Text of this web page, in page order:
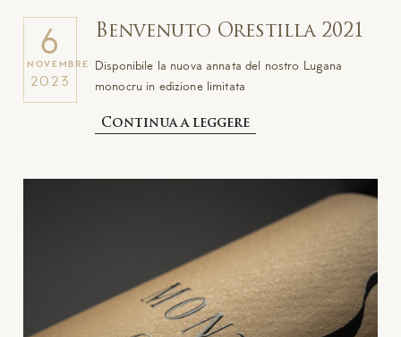
6
NOVEMBRE
2023
Benvenuto Orestilla 2021
Disponibile la nuova annata del nostro Lugana
monocru in edizione limitata
Continua a leggere